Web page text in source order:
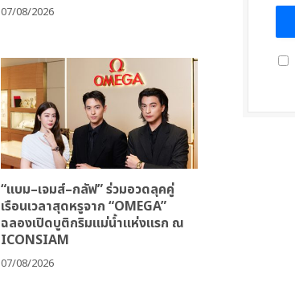
07/08/2026
“แบม–เจมส์–กลัฟ” ร่วมอวดลุคคู่
เรือนเวลาสุดหรูจาก “OMEGA”
ฉลองเปิดบูติกริมแม่น้ำแห่งแรก ณ
ICONSIAM
07/08/2026